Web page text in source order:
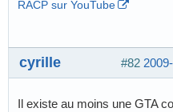
RACP sur YouTube
#82
cyrille
Il existe au moins une GTA